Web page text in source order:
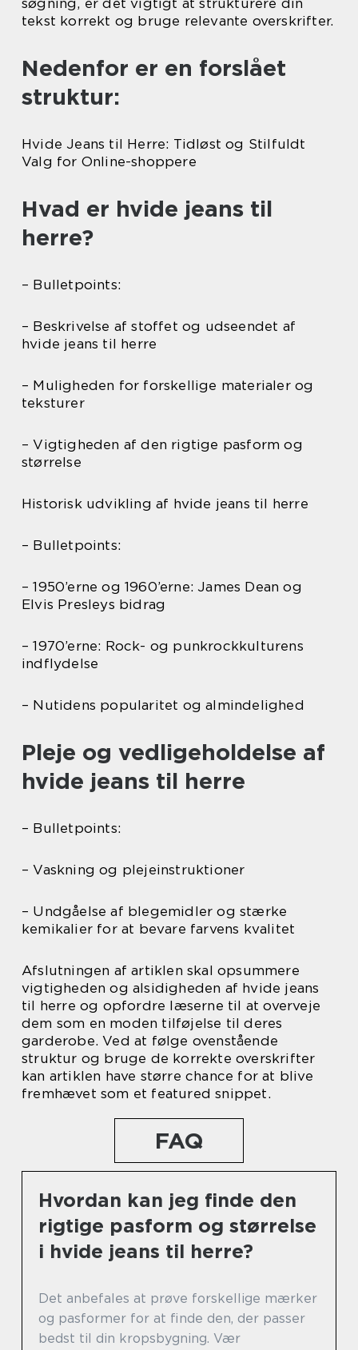
søgning, er det vigtigt at strukturere din
tekst korrekt og bruge relevante overskrifter.
Nedenfor er en forslået
struktur:
Hvide Jeans til Herre: Tidløst og Stilfuldt
Valg for Online-shoppere
Hvad er hvide jeans til
herre?
– Bulletpoints:
– Beskrivelse af stoffet og udseendet af
hvide jeans til herre
– Muligheden for forskellige materialer og
teksturer
– Vigtigheden af den rigtige pasform og
størrelse
Historisk udvikling af hvide jeans til herre
– Bulletpoints:
– 1950’erne og 1960’erne: James Dean og
Elvis Presleys bidrag
– 1970’erne: Rock- og punkrockkulturens
indflydelse
– Nutidens popularitet og almindelighed
Pleje og vedligeholdelse af
hvide jeans til herre
– Bulletpoints:
– Vaskning og plejeinstruktioner
– Undgåelse af blegemidler og stærke
kemikalier for at bevare farvens kvalitet
Afslutningen af artiklen skal opsummere
vigtigheden og alsidigheden af hvide jeans
til herre og opfordre læserne til at overveje
dem som en moden tilføjelse til deres
garderobe. Ved at følge ovenstående
struktur og bruge de korrekte overskrifter
kan artiklen have større chance for at blive
fremhævet som et featured snippet.
FAQ
Hvordan kan jeg finde den
rigtige pasform og størrelse
i hvide jeans til herre?
Det anbefales at prøve forskellige mærker
og pasformer for at finde den, der passer
bedst til din kropsbygning. Vær